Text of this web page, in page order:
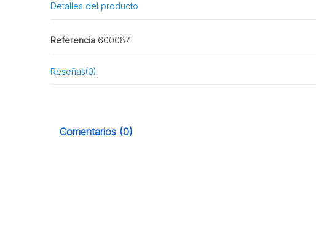
Detalles del producto
Referencia 600087
Reseñas(0)
Comentarios (0)